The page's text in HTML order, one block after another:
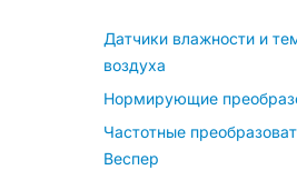
Датчики влажности и
воздуха
Нормирующие
Частотные
Веспер